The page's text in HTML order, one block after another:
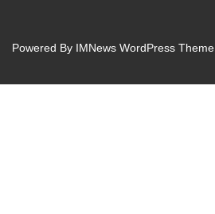
Powered By IMNews WordPress Theme